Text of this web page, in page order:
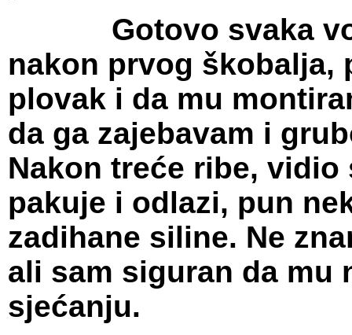
Gotovo svaka
nakon prvog škobalja,
plovak i da mu
da ga zajebavam i
Nakon treće ribe,
pakuje i odlazi, pun
zadihane siline. Ne
ali sam siguran da mu
sjećanju.